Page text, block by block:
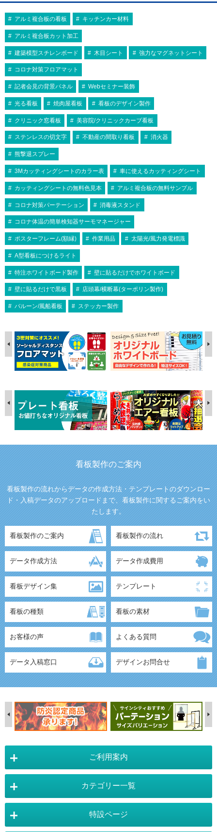
アルミ複合板の看板 キッチンカー材料
アルミ複合板カット加工
建築模型スチレンボード 木目シート 強力なマグネットシート
コロナ対策フロアマット
記者会見の背景パネル Webセミナー装飾
光る看板 焼肉屋看板 看板のデザイン製作
クリニック窓看板 美容院/クリニックカーブ看板
ステンレスの切文字 不動産の間取り看板 消火器
熊撃退スプレー
3Mカッティングシートのカラー表 車に使えるカッティングシート
カッティングシートの無料色見本 アルミ複合板の無料サンプル
コロナ対策パーテーション 消毒液スタンド
コロナ体温の簡単検知器サーモマネージャー
ポスターフレーム(額縁) 作業用品 太陽光/風力発電標識
A型看板につけるライト
特注ホワイトボード製作 壁に貼るだけでホワイトボード
壁に貼るだけで黒板 店頭幕/横断幕(ターポリン製作)
バルーン/風船看板 ステッカー製作
看板製作のご案内
看板製作の流れからデータの作成方法・テンプレートのダウンロー
ド・入稿データのアップロードまで、看板製作に関するご案内をい
たします。
看板製作のご案内 看板製作の流れ
データ作成方法 データ作成費用
看板デザイン集 テンプレート
看板の種類 看板の素材
お客様の声 よくある質問
データ入稿窓口 デザインお問合せ
ご利用案内
店舗詳細情報 カテゴリー一覧
特設ページ